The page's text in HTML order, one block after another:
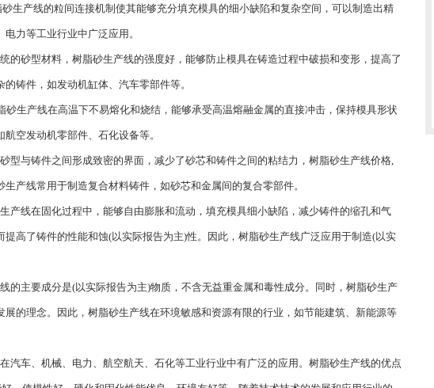
生产线的粒间连接机制使其能够充分填充模具的细小缺陷和复杂空间，可以制造出精
力等工业行业中广泛应用。
的砂型材料，树脂砂生产线的强度好，能够防止模具在铸造过程中破损和变形，提高了
铸件，如发动机缸体、汽车零部件等。
生产线在高温下不易熔化和烧结，能够承受高温熔融金属的直接冲击，保持模具形状
空发动机零部件、石化设备等。
型与铸件之间形成致密的界面，减少了砂芯和铸件之间的粘结力，树脂砂生产线价格,
产线常用于制造复合材料铸件，如砂芯和金属间的复合零部件。
产线在固化过程中，能够自由膨胀和流动，填充模具细小缺陷，减少铸件的缩孔和气
高了铸件的性能和蚀(以实际报告为主)性。因此，树脂砂生产线广泛应用于制造(以实
的主要成分是(以实际报告为主)物质，不含无益重金属和毒性成分。同时，树脂砂生产
的理念。因此，树脂砂生产线在环境敏感和资源有限的行业，如节能建筑、新能源等
汽车、机械、电力、航空航天、石化等工业行业中有广泛的应用。树脂砂生产线的优点